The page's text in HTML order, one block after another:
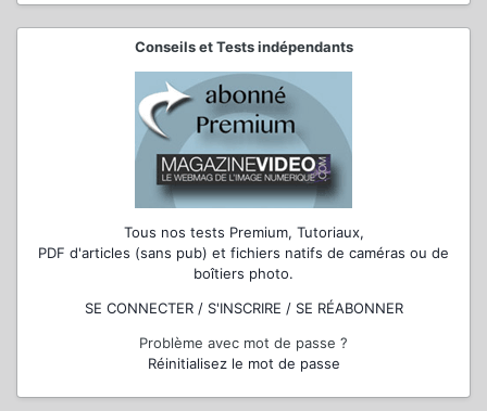
Conseils et Tests indépendants
Tous nos tests Premium, Tutoriaux,
PDF d'articles (sans pub) et fichiers natifs de caméras ou de
boîtiers photo.
SE CONNECTER / S'INSCRIRE / SE RÉABONNER
Problème avec mot de passe ?
Réinitialisez le mot de passe